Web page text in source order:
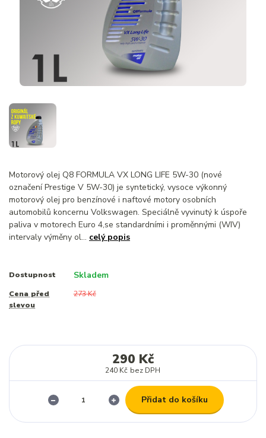
Motorový olej Q8 FORMULA VX LONG LIFE 5W-30 (nové
označení Prestige V 5W-30) je syntetický, vysoce výkonný
motorový olej pro benzínové i naftové motory osobních
automobilů koncernu Volkswagen. Speciálně vyvinutý k úspoře
paliva v motorech Euro 4,se standardními i proměnnými (WIV)
intervaly výměny ol... celý popis
Dostupnost Skladem
Cena před
slevou
273 Kč
290 Kč
240 Kč bez DPH
Přidat do košíku